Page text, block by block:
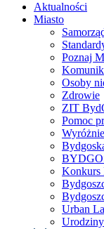
Aktualności
Miasto
Poznaj
Osoby
Zdrowie
ZIT
Pomoc
Konkurs
Urban